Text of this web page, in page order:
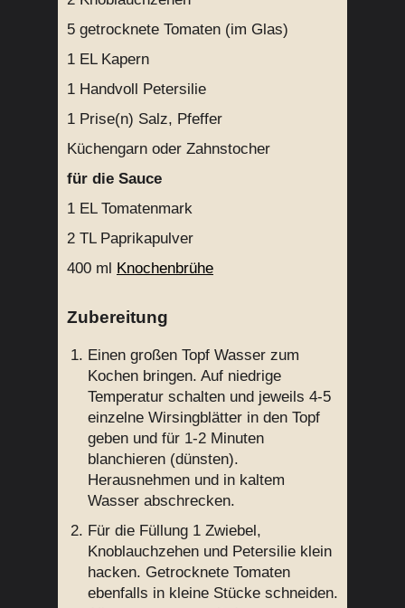
5 getrocknete Tomaten (im Glas)
1 EL Kapern
1 Handvoll Petersilie
1 Prise(n) Salz, Pfeffer
Küchengarn oder Zahnstocher
für die Sauce
1 EL Tomatenmark
2 TL Paprikapulver
400 ml Knochenbrühe
Zubereitung
Einen großen Topf Wasser zum
Kochen bringen. Auf niedrige
Temperatur schalten und jeweils 4-5
einzelne Wirsingblätter in den Topf
geben und für 1-2 Minuten
blanchieren (dünsten).
Herausnehmen und in kaltem
Wasser abschrecken.
Für die Füllung 1 Zwiebel,
Knoblauchzehen und Petersilie klein
hacken. Getrocknete Tomaten
ebenfalls in kleine Stücke schneiden.